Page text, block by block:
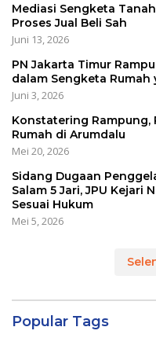
Mediasi Sengketa
Proses Jual Beli Sah
Juni 13, 2026
PN Jakarta Timur
dalam Sengketa
Juni 3, 2026
Konstatering Rampung,
Rumah di Arumdalu
Mei 20, 2026
Sidang Dugaan
Salam 5 Jari, JPU Kejari
Sesuai Hukum
Mei 5, 2026
Popular Tags